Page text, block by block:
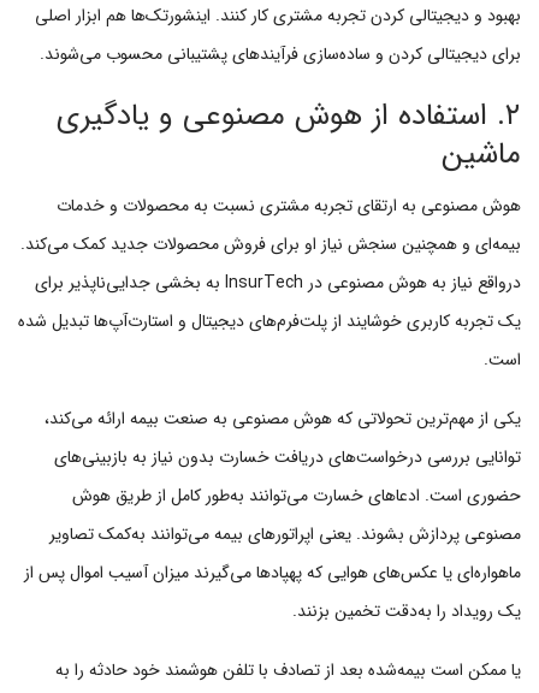
بهبود و دیجیتالی کردن تجربه مشتری کار کنند. اینشورتک‌ها هم ابزار اصلی
برای دیجیتالی کردن و ساده‌سازی فرآیندهای پشتیبانی محسوب می‌شوند.
۲. استفاده از هوش مصنوعی و یادگیری
ماشین
هوش مصنوعی به ارتقای تجربه مشتری نسبت به محصولات و خدمات
بیمه‌ای و همچنین سنجش نیاز او برای فروش محصولات جدید کمک می‌کند.
درواقع نیاز به هوش مصنوعی در InsurTech به بخشی جدایی‌ناپذیر برای
یک تجربه کاربری‌ خوشایند از پلت‌فرم‌های دیجیتال و استارت‌آپ‌ها تبدیل شده
است.
یکی از مهم‌ترین تحولاتی که هوش مصنوعی به صنعت بیمه ارائه می‌کند،
توانایی بررسی درخواست‌های دریافت خسارت بدون نیاز به بازبینی‌های
حضوری است. ادعاهای خسارت می‌توانند به‌طور کامل از طریق هوش
مصنوعی پردازش بشوند. یعنی اپراتورهای بیمه می‌توانند به‌کمک تصاویر
ماهواره‌ای یا عکس‌های هوایی که پهپادها می‌گیرند میزان آسیب اموال پس از
یک رویداد را به‌دقت تخمین بزنند.
یا ممکن است بیمه‌شده بعد از تصادف با تلفن هوشمند خود حادثه را به